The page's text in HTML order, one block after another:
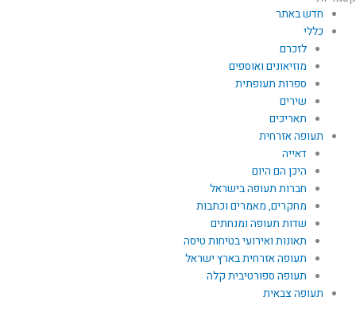
חדש באתר
כללי
לזכרם
מוזיאונים ואוספים
ספרות תעופתית
שירים
תאריכים
תעופה אזרחית
דאייה
היכן הם היום
חברות תעופה בישראל
מחקרים, מאמרים וכתבות
שדות תעופה ומנחתים
תאונות ואירועי בטיחות טיסה
תעופה אזרחית בארץ ישראל
תעופה ספורטיבית קלה
תעופה צבאית